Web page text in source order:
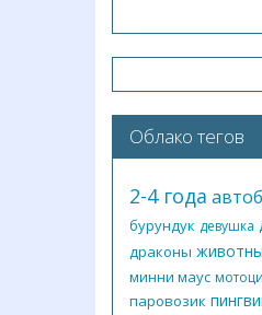
Облако тегов
2-4 года
бурундук девушка
драконы
минни маус
паровозик